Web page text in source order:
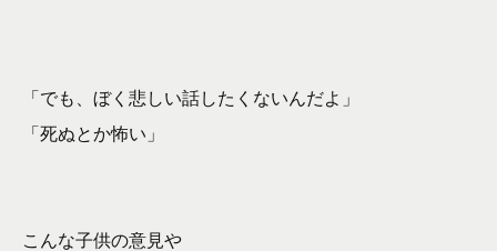
「でも、ぼく悲しい話したくないんだよ」
「死ぬとか怖い」
こんな子供の意見や